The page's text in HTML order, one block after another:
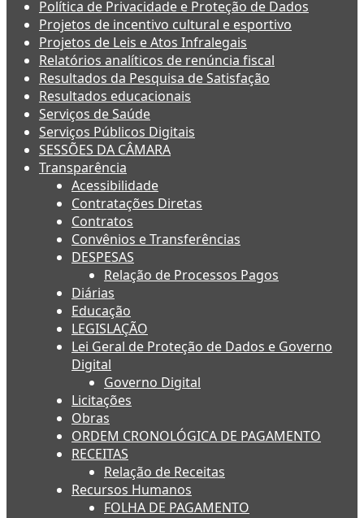
Política de Privacidade e Proteção de Dados
Projetos de incentivo cultural e esportivo
Projetos de Leis e Atos Infralegais
Relatórios analíticos de renúncia fiscal
Resultados da Pesquisa de Satisfação
Resultados educacionais
Serviços de Saúde
Serviços Públicos Digitais
SESSÕES DA CÂMARA
Transparência
Acessibilidade
Contratações Diretas
Contratos
Convênios e Transferências
DESPESAS
Relação de Processos Pagos
Diárias
Educação
LEGISLAÇÃO
Lei Geral de Proteção de Dados e Governo
Digital
Governo Digital
Licitações
Obras
ORDEM CRONOLÓGICA DE PAGAMENTO
RECEITAS
Relação de Receitas
Recursos Humanos
FOLHA DE PAGAMENTO